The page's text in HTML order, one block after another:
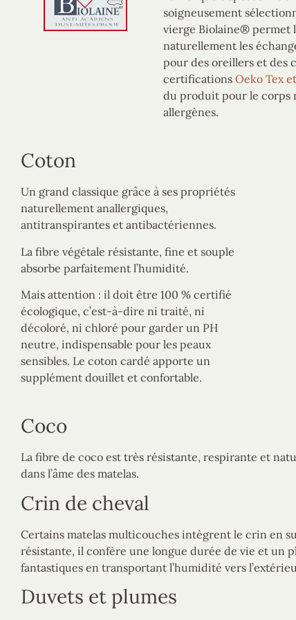
soigneusement
vierge Biolaine® permet
naturellement les
pour des oreillers et des
certificationsOeko Tex
du produit pour le corps
allergènes.
Coton
Un grand classique grâce à ses propriétés
naturellement anallergiques,
antitranspirantes et antibactériennes.
La fibre végétale résistante, fine et souple
absorbe parfaitement l’humidité.
Mais attention : il doit être 100 % certifié
écologique, c’est-à-dire ni traité, ni
décoloré, ni chloré pour garder un PH
neutre, indispensable pour les peaux
sensibles. Le coton cardé apporte un
supplément douillet et confortable.
Coco
La fibre de coco est très résistante, respirante et
dans l’âme des matelas.
Crin de cheval
Certains matelas multicouches intègrent le crin en
résistante, il confère une longue durée de vie et un
fantastiques en transportant l’humidité vers
Duvets et plumes